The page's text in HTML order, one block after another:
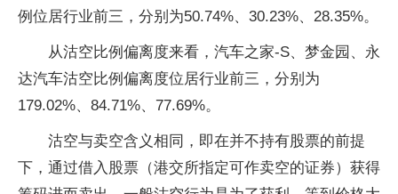
例位居行业前三，分别为50.74%、30.23%、28.35%。
从沽空比例偏离度来看，汽车之家-S、梦金园、永
达汽车沽空比例偏离度位居行业前三，分别为
179.02%、84.71%、77.69%。
沽空与卖空含义相同，即在并不持有股票的前提
下，通过借入股票（港交所指定可作卖空的证券）获得